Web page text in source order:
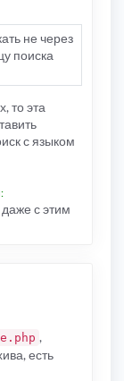
не через
поиска
то эта
с языком
даже с этим
,
есть